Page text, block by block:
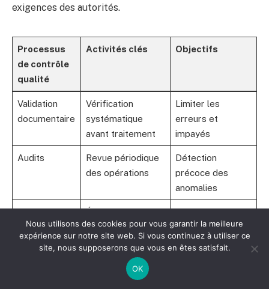
exigences des autorités.
Processus
de contrôle
qualité
Activités clés Objectifs
Validation
documentaire
Vérification
systématique
avant traitement
Limiter les
erreurs et
impayés
Audits
Revue périodique
des opérations
Détection
précoce des
anomalies
Procédures
Élaboration et
mise à jour
continue
Uniformisation et
simplification du
travail
régulières sur
Nous utilisons des cookies pour vous garantir la meilleure
expérience sur notre site web. Si vous continuez à utiliser ce
site, nous supposerons que vous en êtes satisfait.
OK